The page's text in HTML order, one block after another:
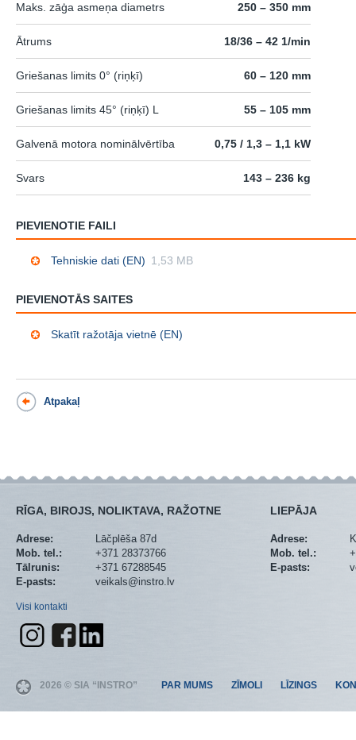
Maks. zāģa asmeņa diametrs 250 – 350 mm
Ātrums 18/36 – 42 1/min
Griešanas limits 0° (riņķī) 60 – 120 mm
Griešanas limits 45° (riņķī) L 55 – 105 mm
Galvenā motora nominālvērtība 0,75 / 1,3 – 1,1 kW
Svars 143 – 236 kg
PIEVIENOTIE FAILI
Tehniskie dati (EN) 1,53 MB
PIEVIENOTĀS SAITES
Skatīt ražotāja vietnē (EN)
Atpakaļ
RĪGA, BIROJS, NOLIKTAVA, RAŽOTNE
Adrese:
Lāčplēša 87d
Mob. tel.:
+371 28373766
Tālrunis:
+371 67288545
E-pasts:
veikals@instro.lv
Visi kontakti
LIEPĀJA
Adrese:
Mob. tel.:
E-pasts:
2026 © SIA “INSTRO” PAR MUMS ZĪMOLI LĪZINGS